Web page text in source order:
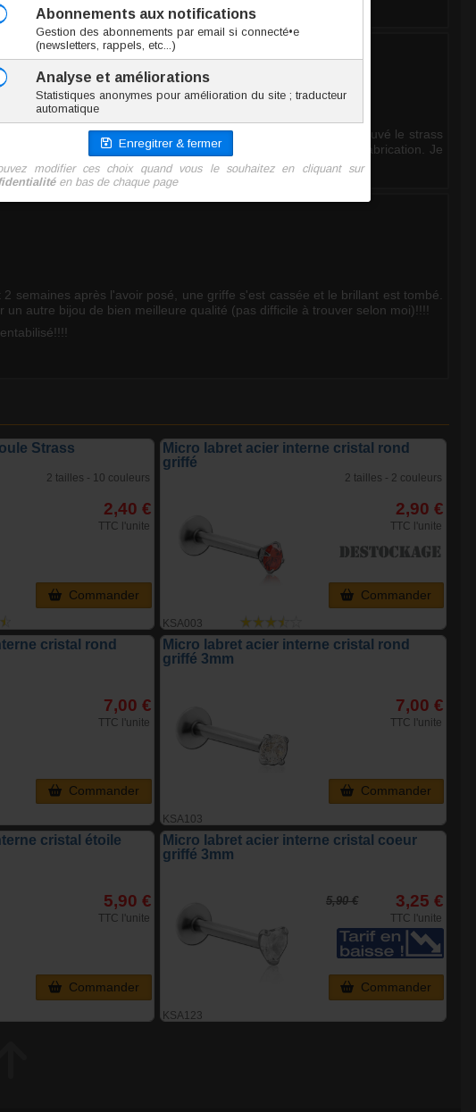
réception de mon colis. Quelques jours plus tard j'ai retrouvé le strass
renvoyé un en me disant que cela devait être un défaut de fabrication. Je
du coup à devoir racheter un nouveau piercing.
semaines après l'avoir posé, une griffe s'est cassée et le brillant est tombé.
autre bijou de bien meilleure qualité (pas difficile à trouver selon moi)!!!!
Strass
2 tailles - 10 couleurs
2,40 €
TTC l'unite
Commander
Micro labret acier interne cristal rond
griffé
KSA003
2 tailles - 2 couleurs
2,90 €
TTC l'unite
Commander
cristal rond
7,00 €
TTC l'unite
Commander
Micro labret acier interne cristal rond
griffé 3mm
KSA103
7,00 €
TTC l'unite
Commander
cristal étoile
5,90 €
TTC l'unite
Commander
Micro labret acier interne cristal coeur
griffé 3mm
KSA123
5,90 € 3,25 €
TTC l'unite
Commander